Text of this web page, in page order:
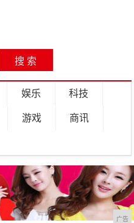
娱乐 科技
游戏 商讯
广告